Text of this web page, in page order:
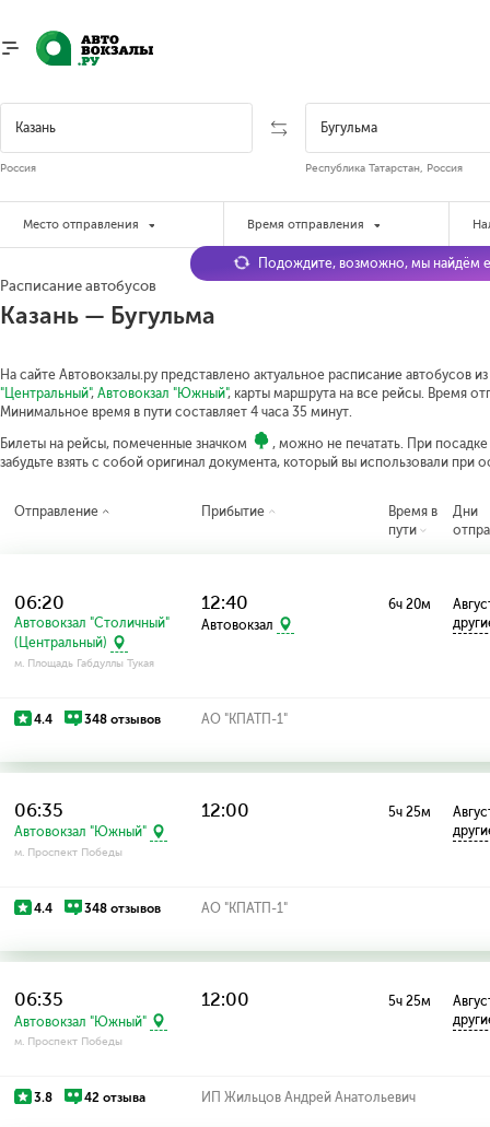
Россия Республика Татарстан, Россия
Место отправления Время отправления
Расписание автобусов
Казань — Бугульма
На сайте Автовокзалы.ру представлено актуальное расписание автобусов
"Центральный", Автовокзал "Южный", карты маршрута на все рейсы. Время
Минимальное время в пути составляет 4 часа 35 минут.
Билеты на рейсы, помеченные значком
, можно не печатать. При
забудьте взять с собой оригинал документа, который вы использовали при
Подождите, возможно, мы найдём
Отправление Прибытие
Время в
пути
Дни
06:20
Автовокзал "Столичный"
(Центральный)
м. Площадь Габдуллы Тукая
12:40
Автовокзал
6ч 20м
4.4 348 отзывов АО "КПАТП-1"
06:35
Автовокзал "Южный"
м. Проспект Победы
12:00 5ч 25м
4.4 348 отзывов АО "КПАТП-1"
06:35
Автовокзал "Южный"
м. Проспект Победы
12:00 5ч 25м
3.8 42 отзыва ИП Жильцов Андрей Анатольевич